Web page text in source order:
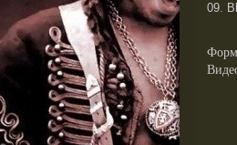
09.